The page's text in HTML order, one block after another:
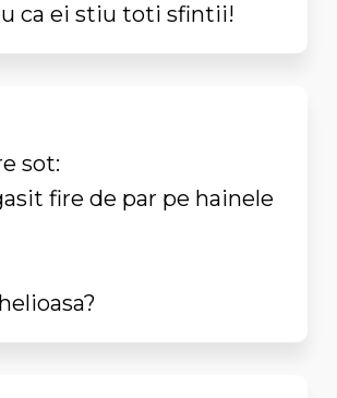
ca ei stiu toti sfintii!
sot:
fire de par pe hainele